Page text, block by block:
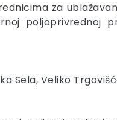
za
poljoprivrednoj
Sela, Veliko